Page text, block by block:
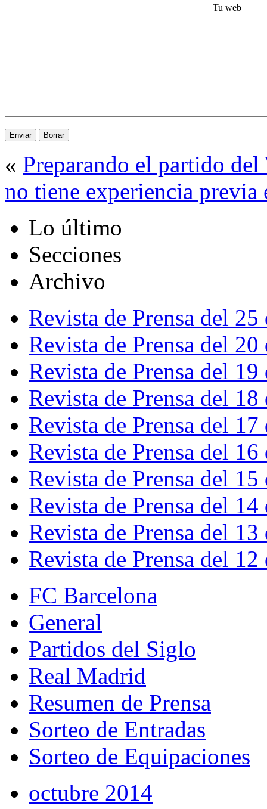
Tu web
« Preparando el partido del
no tiene experiencia previa
Lo último
Secciones
Archivo
Revista de Prensa del
Revista de Prensa del
Revista de Prensa del
Revista de Prensa del
Revista de Prensa del
Revista de Prensa del
Revista de Prensa del
Revista de Prensa del
Revista de Prensa del
Revista de Prensa del
FC Barcelona
General
Partidos del Siglo
Real Madrid
Resumen de Prensa
Sorteo de Entradas
Sorteo de Equipaciones
octubre 2014